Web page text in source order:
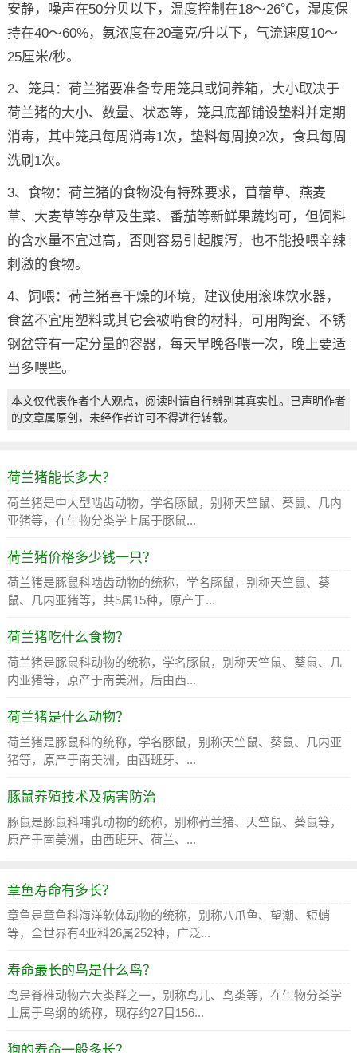
安静，噪声在50分贝以下，温度控制在18～26℃，湿度保
持在40～60%，氨浓度在20毫克/升以下，气流速度10～
25厘米/秒。
2、笼具：荷兰猪要准备专用笼具或饲养箱，大小取决于
荷兰猪的大小、数量、状态等，笼具底部铺设垫料并定期
消毒，其中笼具每周消毒1次，垫料每周换2次，食具每周
洗刷1次。
3、食物：荷兰猪的食物没有特殊要求，苜蓿草、燕麦
草、大麦草等杂草及生菜、番茄等新鲜果蔬均可，但饲料
的含水量不宜过高，否则容易引起腹泻，也不能投喂辛辣
刺激的食物。
4、饲喂：荷兰猪喜干燥的环境，建议使用滚珠饮水器，
食盆不宜用塑料或其它会被啃食的材料，可用陶瓷、不锈
钢盆等有一定分量的容器，每天早晚各喂一次，晚上要适
当多喂些。
本文仅代表作者个人观点，阅读时请自行辨别其真实性。已声明作者
的文章属原创，未经作者许可不得进行转载。
荷兰猪能长多大？
荷兰猪是中大型啮齿动物，学名豚鼠，别称天竺鼠、葵鼠、几内
亚猪等，在生物分类学上属于豚鼠...
荷兰猪价格多少钱一只？
荷兰猪是豚鼠科啮齿动物的统称，学名豚鼠，别称天竺鼠、葵
鼠、几内亚猪等，共5属15种，原产于...
荷兰猪吃什么食物？
荷兰猪是豚鼠科动物的统称，学名豚鼠，别称天竺鼠、葵鼠、几
内亚猪等，原产于南美洲，后由西...
荷兰猪是什么动物？
荷兰猪是豚鼠科的统称，学名豚鼠，别称天竺鼠、葵鼠、几内亚
猪等，原产于南美洲，由西班牙、...
豚鼠养殖技术及病害防治
豚鼠是豚鼠科哺乳动物的统称，别称荷兰猪、天竺鼠、葵鼠等，
原产于南美洲，由西班牙、荷兰、...
章鱼寿命有多长？
章鱼是章鱼科海洋软体动物的统称，别称八爪鱼、望潮、短蛸
等，全世界有4亚科26属252种，广泛...
寿命最长的鸟是什么鸟？
鸟是脊椎动物六大类群之一，别称鸟儿、鸟类等，在生物分类学
上属于鸟纲的统称，现存约27目156...